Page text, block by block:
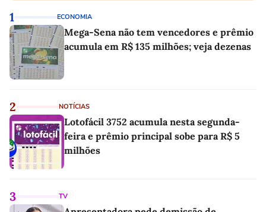
1 ECONOMIA
Mega-Sena não tem vencedores e prêmio
acumula em R$ 135 milhões; veja dezenas
2 NOTÍCIAS
Lotofácil 3752 acumula nesta segunda-
feira e prêmio principal sobe para R$ 5
milhões
3 TV